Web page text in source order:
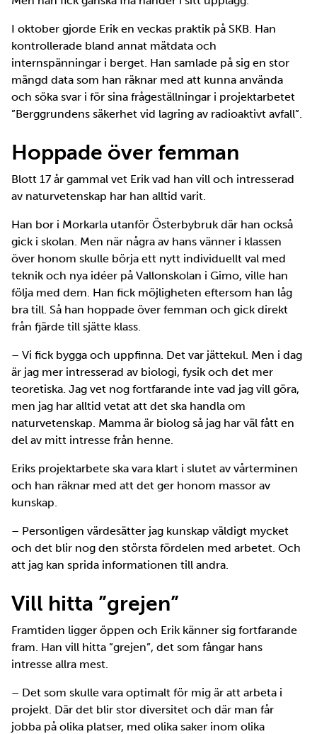
I oktober gjorde Erik en veckas praktik på SKB. Han
kontrollerade bland annat mätdata och
internspänningar i berget. Han samlade på sig en stor
mängd data som han räknar med att kunna använda
och söka svar i för sina frågeställningar i projektarbetet
”Berggrundens säkerhet vid lagring av radioaktivt avfall”.
Hoppade över femman
Blott 17 år gammal vet Erik vad han vill och intresserad
av naturvetenskap har han alltid varit.
Han bor i Morkarla utanför Österbybruk där han också
gick i skolan. Men när några av hans vänner i klassen
över honom skulle börja ett nytt individuellt val med
teknik och nya idéer på Vallonskolan i Gimo, ville han
följa med dem. Han fick möjligheten eftersom han låg
bra till. Så han hoppade över femman och gick direkt
från fjärde till sjätte klass.
– Vi fick bygga och uppfinna. Det var jättekul. Men i dag
är jag mer intresserad av biologi, fysik och det mer
teoretiska. Jag vet nog fortfarande inte vad jag vill göra,
men jag har alltid vetat att det ska handla om
naturvetenskap. Mamma är biolog så jag har väl fått en
del av mitt intresse från henne.
Eriks projektarbete ska vara klart i slutet av vårterminen
och han räknar med att det ger honom massor av
kunskap.
– Personligen värdesätter jag kunskap väldigt mycket
och det blir nog den största fördelen med arbetet. Och
att jag kan sprida informationen till andra.
Vill hitta ”grejen”
Framtiden ligger öppen och Erik känner sig fortfarande
fram. Han vill hitta ”grejen”, det som fångar hans
intresse allra mest.
– Det som skulle vara optimalt för mig är att arbeta i
projekt. Där det blir stor diversitet och där man får
jobba på olika platser, med olika saker inom olika